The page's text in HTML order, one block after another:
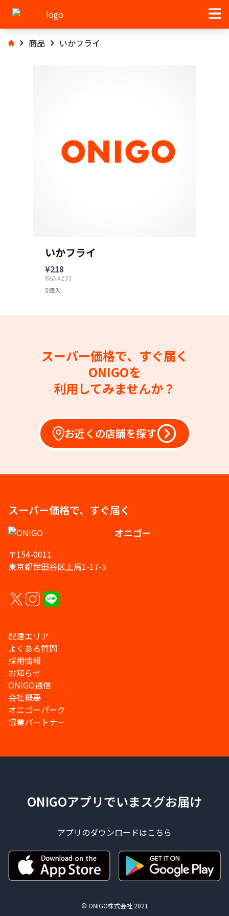
商品 いかフライ
いかフライ
¥218
税込¥235
5個入
スーパー価格で、すぐ届く
ONIGOを
利用してみませんか？
お近くの店舗を探す
スーパー価格で、すぐ届く
オニゴー
〒154-0011
東京都世田谷区上馬1-17-5
配達エリア
よくある質問
採用情報
お知らせ
ONIGO通信
会社概要
オニゴーパーク
協業パートナー
ONIGOアプリでいまスグお届け
アプリのダウンロードはこちら
© ONIGO株式会社 2021